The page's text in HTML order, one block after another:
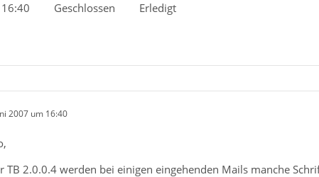
Geschlossen Erledigt
2007 um 16:40
TB 2.0.0.4 werden bei einigen eingehenden Mails manche